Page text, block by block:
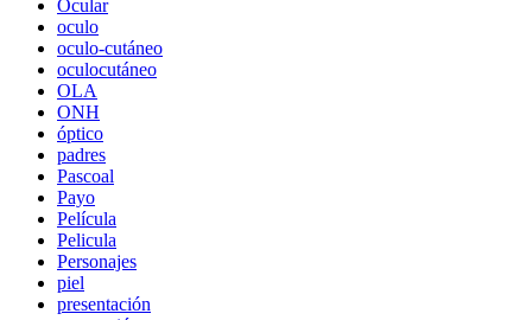
Ocular
oculo
oculo-cutáneo
oculocutáneo
OLA
ONH
óptico
padres
Pascoal
Payo
Película
Pelicula
Personajes
piel
presentación